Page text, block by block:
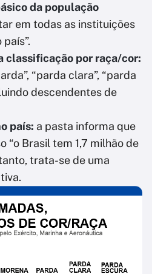
da população
em todas as instituições
classificação por raça/cor:
“parda clara”, “parda
descendentes de
país: a pasta informa que
“o Brasil tem 1,7 milhão de
trata-se de uma